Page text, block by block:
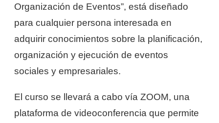
Organización de Eventos”, está diseñado
para cualquier persona interesada en
adquirir conocimientos sobre la planificación,
organización y ejecución de eventos
sociales y empresariales.
El curso se llevará a cabo vía ZOOM, una
plataforma de videoconferencia que permite